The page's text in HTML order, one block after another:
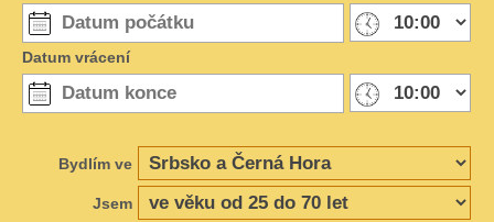
Datum vrácení
Bydlím ve
Jsem